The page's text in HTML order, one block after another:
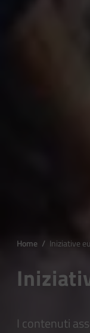
Home / Iniziative
I contenuti